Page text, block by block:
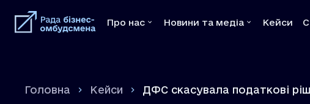
Про нас
Команда
Новини та медіа
Новини
Кейси
Головна Кейси ДФС скасувала податкові